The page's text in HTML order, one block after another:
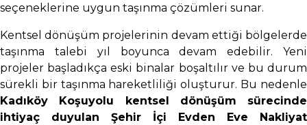
seçeneklerine uygun taşınma çözümleri sunar.
Kentsel dönüşüm projelerinin devam ettiği bölgelerde
taşınma talebi yıl boyunca devam edebilir. Yeni
projeler başladıkça eski binalar boşaltılır ve bu durum
sürekli bir taşınma hareketliliği oluşturur. Bu nedenle
Kadıköy Koşuyolu kentsel dönüşüm sürecinde
ihtiyaç duyulan Şehir İçi Evden Eve Nakliyat